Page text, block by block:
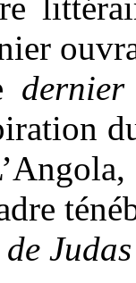
dernier
Judas